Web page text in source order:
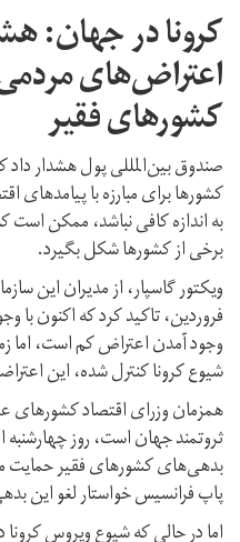
کرونا در جهان:
کشورهای فقیر
صندوق بین‌المللی پول هشدار داد
کشورها برای مبارزه با
به اندازه کافی نباشد، ممکن
برخی از کشورها شکل بگیرد.
فروردین، تاکید کرد که اکنون با
وجود آمدن اعتراض کم است، اما
شیوع کرونا کنترل شده، این
ثروتمند جهان است، روز
بدهی‌های کشورهای فقیر حمایت
پاپ فرانسیس خواستار لغو این